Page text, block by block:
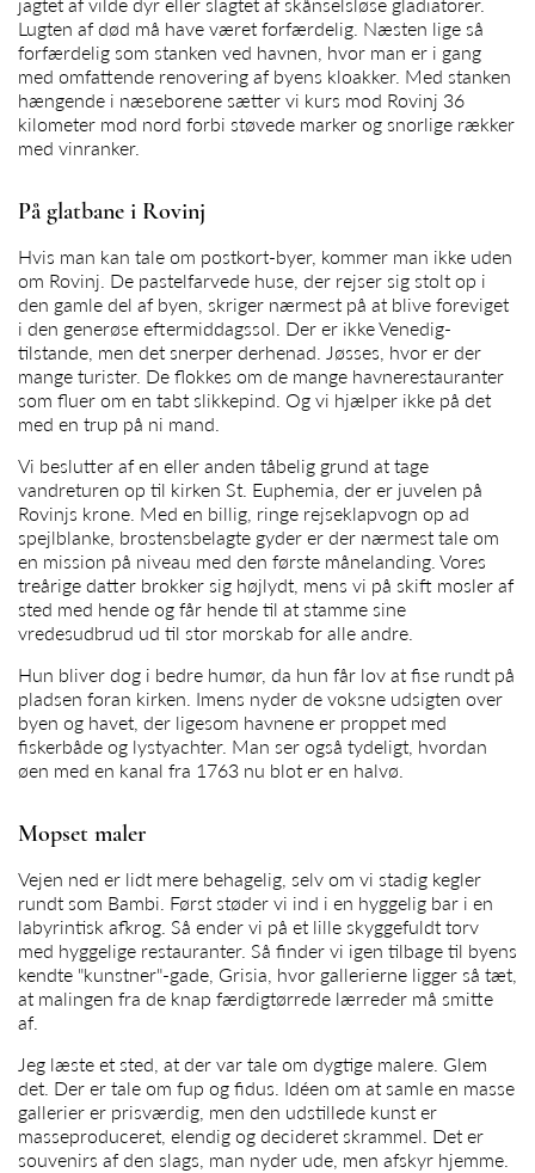
Lugten af død må have været forfærdelig. Næsten lige så
forfærdelig som stanken ved havnen, hvor man er i gang
med omfattende renovering af byens kloakker. Med stanken
hængende i næseborene sætter vi kurs mod Rovinj 36
kilometer mod nord forbi støvede marker og snorlige rækker
med vinranker.
På glatbane i Rovinj
Hvis man kan tale om postkort-byer, kommer man ikke uden
om Rovinj. De pastelfarvede huse, der rejser sig stolt op i
den gamle del af byen, skriger nærmest på at blive foreviget
i den generøse eftermiddagssol. Der er ikke Venedig-
tilstande, men det snerper derhenad. Jøsses, hvor er der
mange turister. De flokkes om de mange havnerestauranter
som fluer om en tabt slikkepind. Og vi hjælper ikke på det
med en trup på ni mand.
Vi beslutter af en eller anden tåbelig grund at tage
vandreturen op til kirken St. Euphemia, der er juvelen på
Rovinjs krone. Med en billig, ringe rejseklapvogn op ad
spejlblanke, brostensbelagte gyder er der nærmest tale om
en mission på niveau med den første månelanding. Vores
treårige datter brokker sig højlydt, mens vi på skift mosler af
sted med hende og får hende til at stamme sine
vredesudbrud ud til stor morskab for alle andre.
Hun bliver dog i bedre humør, da hun får lov at fise rundt på
pladsen foran kirken. Imens nyder de voksne udsigten over
byen og havet, der ligesom havnene er proppet med
fiskerbåde og lystyachter. Man ser også tydeligt, hvordan
øen med en kanal fra 1763 nu blot er en halvø.
Mopset maler
Vejen ned er lidt mere behagelig, selv om vi stadig kegler
rundt som Bambi. Først støder vi ind i en hyggelig bar i en
labyrintisk afkrog. Så ender vi på et lille skyggefuldt torv
med hyggelige restauranter. Så finder vi igen tilbage til byens
kendte "kunstner"-gade, Grisia, hvor gallerierne ligger så tæt,
at malingen fra de knap færdigtørrede lærreder må smitte
af.
Jeg læste et sted, at der var tale om dygtige malere. Glem
det. Der er tale om fup og fidus. Idéen om at samle en masse
gallerier er prisværdig, men den udstillede kunst er
masseproduceret, elendig og decideret skrammel. Det er
souvenirs af den slags, man nyder ude, men afskyr hjemme.